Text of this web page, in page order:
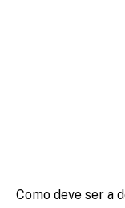
Como deve ser a